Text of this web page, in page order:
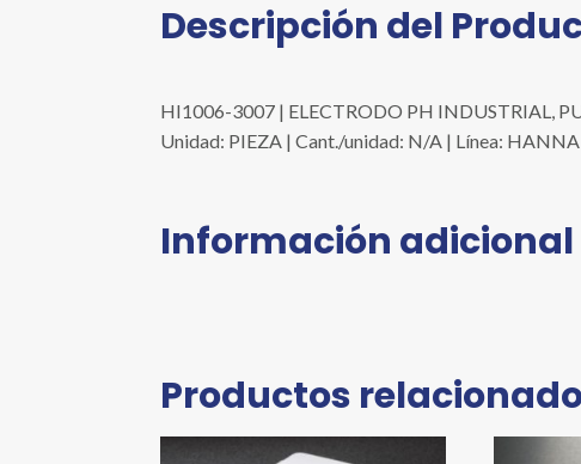
Descripción del
HI1006-3007 | ELECTRODO PH INDUSTRIAL,
Unidad: PIEZA | Cant./unidad: N/A | Línea:
Información adicional
Productos